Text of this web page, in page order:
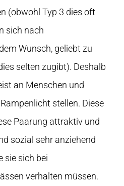
(obwohl Typ 3 dies oft
sich nach
Wunsch, geliebt zu
selten zugibt). Deshalb
an Menschen und
stellen. Diese
Paarung attraktiv und
sozial sehr anziehend
sie sich bei
verhalten müssen.